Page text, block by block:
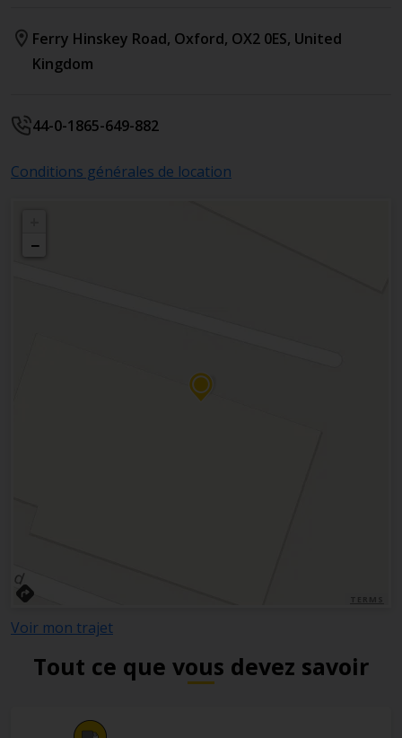
Ferry Hinskey Road, Oxford, OX2 0ES, United
Kingdom
44-0-1865-649-882
Conditions générales de location
−
Voir mon trajet
Tout ce que vous devez savoir